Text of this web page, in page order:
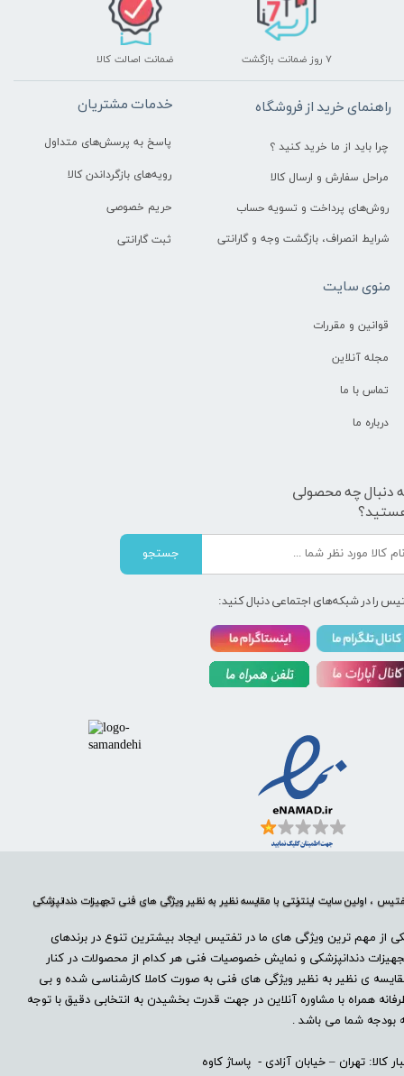
، اولین سایت اینترنتی با مقایسه نظیر به نظیر ویژگی های فنی تجهیزات دندانپزشکی
از مهم ترین ویژگی های ما در تفتیس ایجاد بیشترین تنوع در برندهای
دندانپزشکی و نمایش خصوصیات فنی هر کدام از محصولات در کنار
ی نظیر به نظیر ویژگی های فنی به صورت کاملا کارشناسی شده و بی
همراه با مشاوره آنلاین در جهت قدرت بخشیدن به انتخابی دقیق با توجه
بودجه شما می باشد .
کالا: تهران – خیابان آزادی - پاساژ کاوه
۷ روز ضمانت بازگشت ضمانت اصالت کالا
راهنمای خرید از فروشگاه
چرا باید از ما خرید کنید ؟
مراحل سفارش و ارسال کالا
روش‌های پرداخت و تسویه حساب
شرایط انصراف، بازگشت وجه و گارانتی
خدمات مشتریان
پاسخ به پرسش‌های متداول
رویه‌های بازگرداندن کالا
حریم خصوصی
ثبت گارانتی
منوی سایت
قوانین و مقررات
مجله آنلاین
تماس با ما
درباره ما
دنبال چه محصولی
جستجو
را در شبکه‌های اجتماعی دنبال کنید: